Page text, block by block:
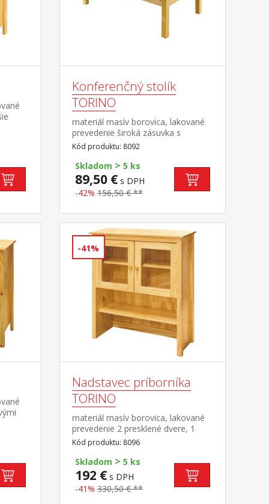
Konferenčný stolík
TORINO
materiál masív borovica, lakované
prevedenie široká zásuvka s
kovovými pojazdmi
Kód produktu: 8092
Skladom > 5 ks
89,50 €s DPH
-42% 156,50 € **
-41%
Nadstavec príborníka
TORINO
materiál masív borovica, lakované
prevedenie 2 presklené dvere, 1
polica nadstavec príborníka 8095
Kód produktu: 8096
Skladom > 5 ks
192 €s DPH
-41% 330,50 € **